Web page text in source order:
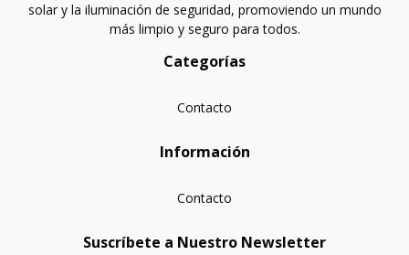
solar y la iluminación de seguridad, promoviendo un mundo
más limpio y seguro para todos.
Categorías
Contacto
Información
Contacto
Suscríbete a Nuestro Newsletter